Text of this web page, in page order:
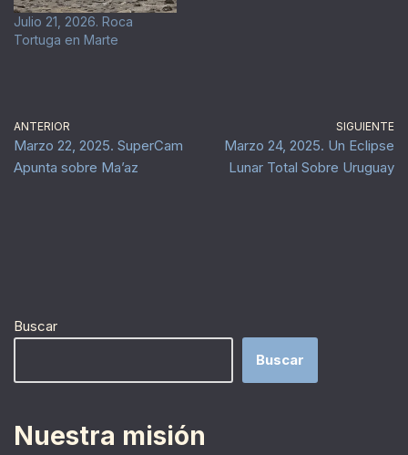
Julio 21, 2026. Roca
Tortuga en Marte
ANTERIOR
Marzo 22, 2025. SuperCam
Apunta sobre Ma’az
SIGUIENTE
Marzo 24, 2025. Un Eclipse
Lunar Total Sobre Uruguay
Buscar
Buscar
Nuestra misión